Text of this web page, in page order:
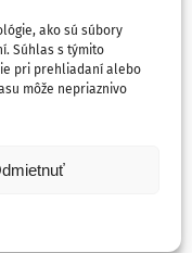
ako sú súbory
Súhlas s týmito
pri prehliadaní alebo
môže nepriaznivo